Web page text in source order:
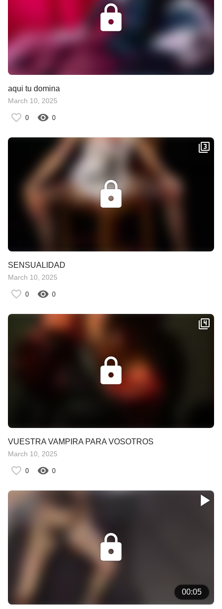
aqui tu domina
March 10, 2025
0 0
SENSUALIDAD
March 10, 2025
0 0
VUESTRA VAMPIRA PARA VOSOTROS
March 10, 2025
0 0
00:05